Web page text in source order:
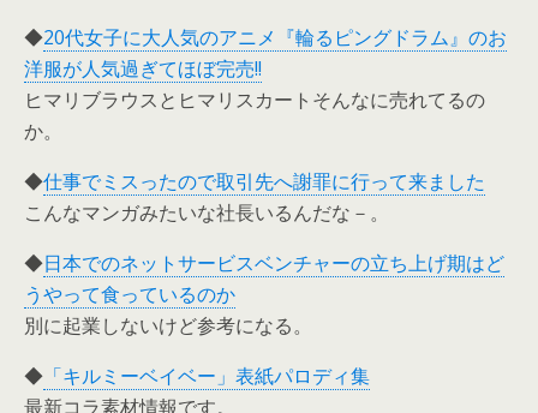
◆20代女子に大人気のアニメ『輪るピングドラム』のお
洋服が人気過ぎてほぼ完売!!
ヒマリブラウスとヒマリスカートそんなに売れてるの
か。
◆仕事でミスったので取引先へ謝罪に行って来ました
こんなマンガみたいな社長いるんだな－。
◆日本でのネットサービスベンチャーの立ち上げ期はど
うやって食っているのか
別に起業しないけど参考になる。
◆ 「キルミーベイベー」表紙パロディ集
最新コラ素材情報です。